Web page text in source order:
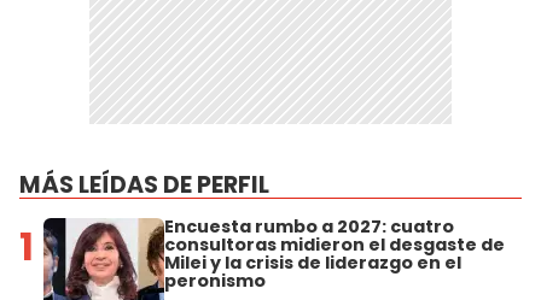
MÁS LEÍDAS DE PERFIL
1 Encuesta rumbo a 2027: cuatro
consultoras midieron el desgaste de
Milei y la crisis de liderazgo en el
peronismo